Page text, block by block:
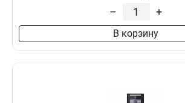
– +
В корзину